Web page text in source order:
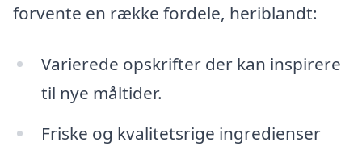
forvente en række fordele, heriblandt:
Varierede opskrifter der kan inspirere
til nye måltider.
Friske og kvalitetsrige ingredienser